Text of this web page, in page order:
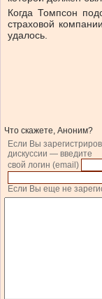
Когда Томпсон
страховой
удалось.
Что скажете, Аноним?
Если Вы
дискуссии — введите
свой логин (email)
Если Вы еще не